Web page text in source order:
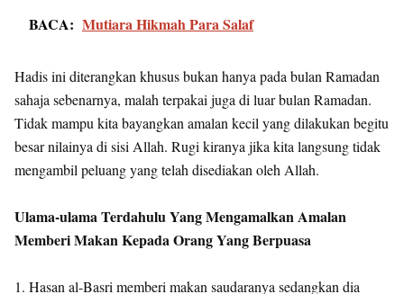
BACA: Mutiara Hikmah Para Salaf
Hadis ini diterangkan khusus bukan hanya pada bulan Ramadan
sahaja sebenarnya, malah terpakai juga di luar bulan Ramadan.
Tidak mampu kita bayangkan amalan kecil yang dilakukan begitu
besar nilainya di sisi Allah. Rugi kiranya jika kita langsung tidak
mengambil peluang yang telah disediakan oleh Allah.
Ulama-ulama Terdahulu Yang Mengamalkan Amalan
Memberi Makan Kepada Orang Yang Berpuasa
1. Hasan al-Basri memberi makan saudaranya sedangkan dia